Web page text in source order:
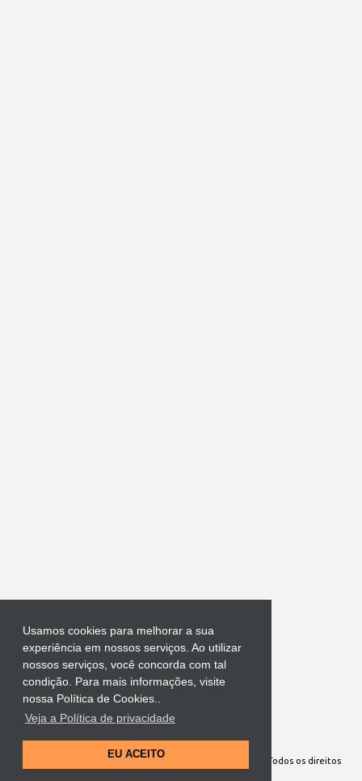
Usamos cookies para melhorar a sua
experiência em nossos serviços. Ao utilizar
nossos serviços, você concorda com tal
condição. Para mais informações, visite
nossa Política de Cookies..
Veja a Política de privacidade
EU ACEITO
Tecnologia do Blogger
Site Oficial da Comunidade Nossa Senhora cuida de mim. Todos os direitos